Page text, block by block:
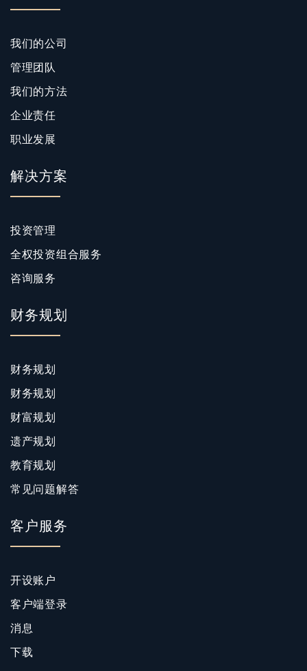
我们的公司
管理团队
我们的方法
企业责任
职业发展
解决方案
投资管理
全权投资组合服务
咨询服务
财务规划
财务规划
财务规划
财富规划
遗产规划
教育规划
常见问题解答
客户服务
开设账户
客户端登录
消息
下载